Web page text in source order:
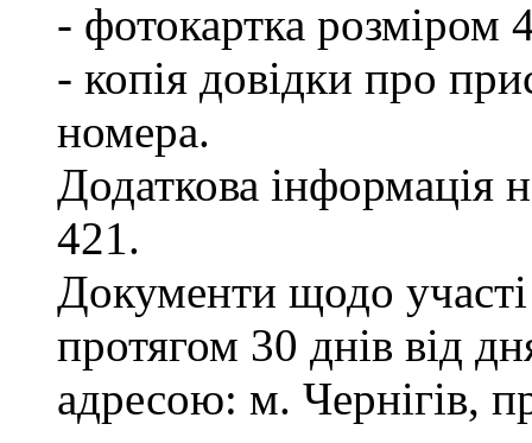
- фотокартка розміром
- копія довідки про
номера.
Додаткова інформація
421.
Документи щодо
протягом 30 днів від
адресою: м. Чернігів,